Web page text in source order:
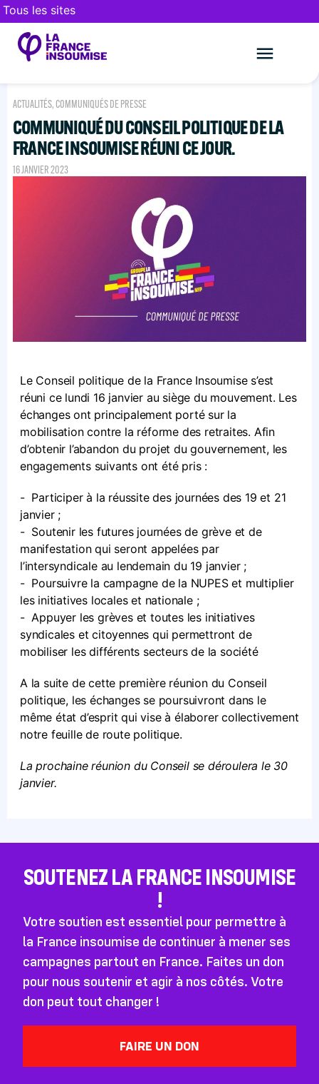
Tous les sites
ACTUALITÉS, COMMUNIQUÉS DE PRESSE
COMMUNIQUÉ DU CONSEIL POLITIQUE DE LA
FRANCE INSOUMISE RÉUNI CE JOUR.
16 JANVIER 2023
Le Conseil politique de la France Insoumise s’est
réuni ce lundi 16 janvier au siège du mouvement. Les
échanges ont principalement porté sur la
mobilisation contre la réforme des retraites. Afin
d’obtenir l’abandon du projet du gouvernement, les
engagements suivants ont été pris :
- Participer à la réussite des journées des 19 et 21
janvier ;
- Soutenir les futures journées de grève et de
manifestation qui seront appelées par
l’intersyndicale au lendemain du 19 janvier ;
- Poursuivre la campagne de la NUPES et multiplier
les initiatives locales et nationale ;
- Appuyer les grèves et toutes les initiatives
syndicales et citoyennes qui permettront de
mobiliser les différents secteurs de la société
A la suite de cette première réunion du Conseil
politique, les échanges se poursuivront dans le
même état d’esprit qui vise à élaborer collectivement
notre feuille de route politique.
La prochaine réunion du Conseil se déroulera le 30
janvier.
SOUTENEZ LA FRANCE INSOUMISE
!
Votre soutien est essentiel pour permettre à
la France insoumise de continuer à mener ses
campagnes partout en France. Faites un don
pour nous soutenir et agir à nos côtés. Votre
don peut tout changer !
FAIRE UN DON